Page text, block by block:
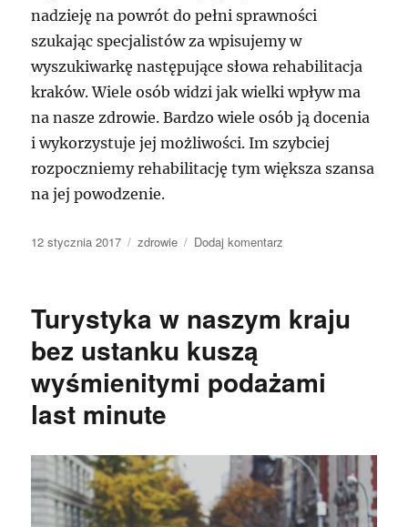
nadzieję na powrót do pełni sprawności
szukając specjalistów za wpisujemy w
wyszukiwarkę następujące słowa rehabilitacja
kraków. Wiele osób widzi jak wielki wpływ ma
na nasze zdrowie. Bardzo wiele osób ją docenia
i wykorzystuje jej możliwości. Im szybciej
rozpoczniemy rehabilitację tym większa szansa
na jej powodzenie.
Data
12 stycznia 2017 Kategorie
zdrowie Dodaj komentarz
medycyny,
mgnieniu
Turystyka w naszym kraju
bez ustanku kuszą
wyśmienitymi podażami
last minute